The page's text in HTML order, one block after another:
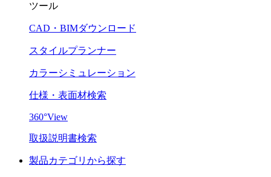
ツール
CAD・BIMダウンロード
スタイルプランナー
カラーシミュレーション
仕様・表面材検索
360°View
取扱説明書検索
製品カテゴリから探す